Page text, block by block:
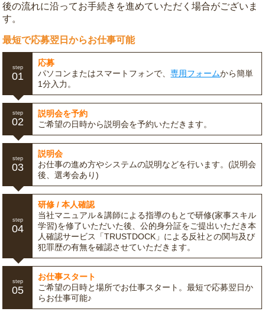
後の流れに沿ってお手続きを進めていただく場合がございま
す。
最短で応募翌日からお仕事可能
step
01
応募
パソコンまたはスマートフォンで、専用フォームから簡単
1分入力。
step
02
説明会を予約
ご希望の日時から説明会を予約いただきます。
step
03
説明会
お仕事の進め方やシステムの説明などを行います。(説明会
後、選考会あり)
step
04
研修 / 本人確認
当社マニュアル＆講師による指導のもとで研修(家事スキル
学習)を修了いただいた後、公的身分証をご提出いただき本
人確認サービス「TRUSTDOCK」による反社との関与及び
犯罪歴の有無を確認させていただきます。
step
05
お仕事スタート
ご希望の日時と場所でお仕事スタート。最短で応募翌日か
らお仕事可能♪